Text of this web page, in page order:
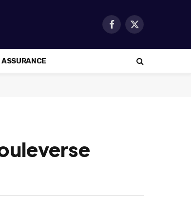
Facebook
X